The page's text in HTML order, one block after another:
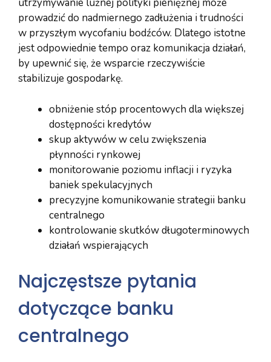
utrzymywanie luźnej polityki pieniężnej może
prowadzić do nadmiernego zadłużenia i trudności
w przyszłym wycofaniu bodźców. Dlatego istotne
jest odpowiednie tempo oraz komunikacja działań,
by upewnić się, że wsparcie rzeczywiście
stabilizuje gospodarkę.
obniżenie stóp procentowych dla większej
dostępności kredytów
skup aktywów w celu zwiększenia
płynności rynkowej
monitorowanie poziomu inflacji i ryzyka
baniek spekulacyjnych
precyzyjne komunikowanie strategii banku
centralnego
kontrolowanie skutków długoterminowych
działań wspierających
Najczęstsze pytania
dotyczące banku
centralnego